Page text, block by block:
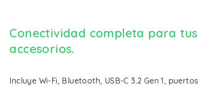
Conectividad completa para tus
accesorios.
Incluye Wi-Fi, Bluetooth, USB-C 3.2 Gen 1, puertos